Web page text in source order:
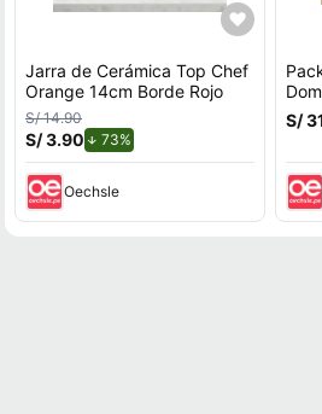
Jarra de Cerámica Top Chef
Orange 14cm Borde Rojo
S/ 14.90
S/ 3.90 73%
Oechsle
S/